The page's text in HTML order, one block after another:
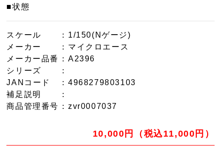
■状態
スケール
：1/150(Nゲージ)
メーカー
：マイクロエース
メーカー品番
：A2396
シリーズ
：
JANコード
：4968279803103
補足説明
：
商品管理番号 ：zvr0007037
10,000円（税込11,000円）